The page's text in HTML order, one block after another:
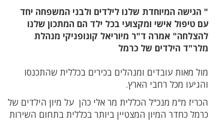
" הגישה המיוחדת שלנו לילדים ולבני המשפחה יחד
עם טיפול אישי ומקצועי בכל ילד הם המתכון שלנו
להצלחה" אמרה ד"ר מיוריאל קונופניקי מנהלת
מלר"ד הילדים של כרמל
מול מאות עובדים ומנהלים בכירים בכללית שהתכנסו
והגיעו מכל רחבי הארץ.
הכריז מ"מ מנכ"ל הכללית מר אלי כהן על מיון הילדים של
כרמל כחדר המיון המצטיין ביותר בכללית בתחום השירות